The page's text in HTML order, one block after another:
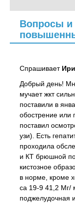
Вопросы и
Спрашивает
Добрый день!
мучает жкт
поставили в
обострение или
поставил
узи). Есть
проходила
и КТ брюшной
кистозное
в норме, кроме
са 19-9 41,2 Мг/
поджелудочная